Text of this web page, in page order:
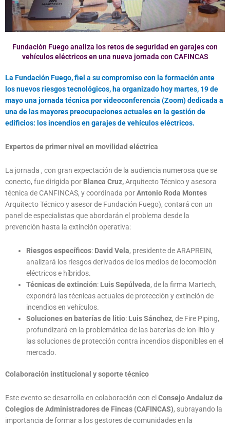
Fundación Fuego analiza los retos de seguridad en garajes con
vehículos eléctricos en una nueva jornada con CAFINCAS
La Fundación Fuego, fiel a su compromiso con la formación ante
los nuevos riesgos tecnológicos, ha organizado hoy martes, 19 de
mayo una jornada técnica por videoconferencia (Zoom) dedicada a
una de las mayores preocupaciones actuales en la gestión de
edificios: los incendios en garajes de vehículos eléctricos.
Expertos de primer nivel en movilidad eléctrica
La jornada , con gran expectación de la audiencia numerosa que se
conecto, fue dirigida por Blanca Cruz,Arquitecto Técnico y asesora
técnica de CANFINCAS, y coordinada porAntonio Roda Montes
Arquitecto Técnico y asesor de Fundación Fuego), contará con un
panel de especialistas que abordarán el problema desde la
prevención hasta la extinción operativa:
Riesgos específicos: David Vela, presidente de ARAPREIN,
analizará los riesgos derivados de los medios de locomoción
eléctricos e híbridos.
Técnicas de extinción: Luis Sepúlveda, de la firma Martech,
expondrá las técnicas actuales de protección y extinción de
incendios en vehículos.
Soluciones en baterías de litio: Luis Sánchez, de Fire Piping,
profundizará en la problemática de las baterías de ion-litio y
las soluciones de protección contra incendios disponibles en el
mercado.
Colaboración institucional y soporte técnico
Este evento se desarrolla en colaboración con el Consejo Andaluz de
Colegios de Administradores de Fincas (CAFINCAS), subrayando la
importancia de formar a los gestores de comunidades en la